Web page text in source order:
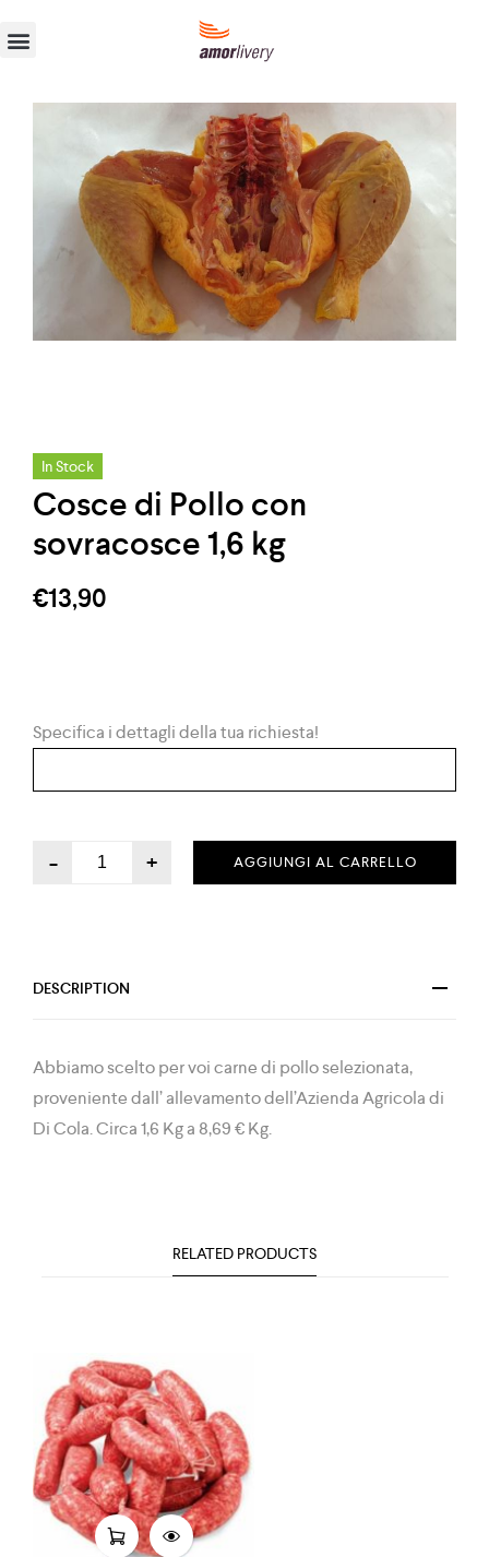
In Stock
Cosce di Pollo con
sovracosce 1,6 kg
€13,90
Specifica i dettagli della tua richiesta!
- + AGGIUNGI AL CARRELLO
DESCRIPTION
Abbiamo scelto per voi carne di pollo selezionata,
proveniente dall’ allevamento dell’Azienda Agricola di
Di Cola. Circa 1,6 Kg a 8,69€Kg.
RELATED PRODUCTS